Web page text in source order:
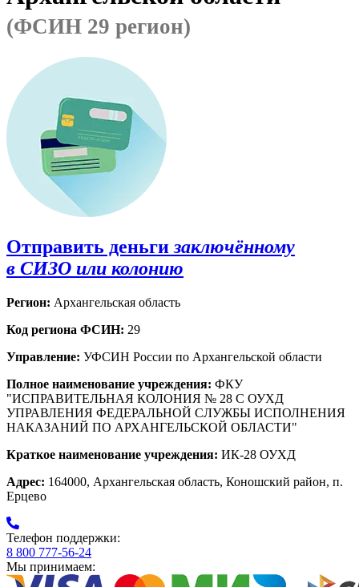
(ФСИН 29 регион)
Отправить деньги заключённому
в СИЗО или колонию
Регион: Архангельская область
Код региона ФСИН: 29
Управление: УФСИН России по Архангельской области
Полное наименование учреждения: ФКУ
"ИСПРАВИТЕЛЬНАЯ КОЛОНИЯ № 28 С ОУХД
УПРАВЛЕНИЯ ФЕДЕРАЛЬНОЙ СЛУЖБЫ ИСПОЛНЕНИЯ
НАКАЗАНИЙ ПО АРХАНГЕЛЬСКОЙ ОБЛАСТИ"
Краткое наименование учреждения: ИК-28 ОУХД
Адрес: 164000, Архангельская область, Коношский район, п.
Ерцево
Телефон поддержки:
8 800 777-56-24
Мы принимаем: